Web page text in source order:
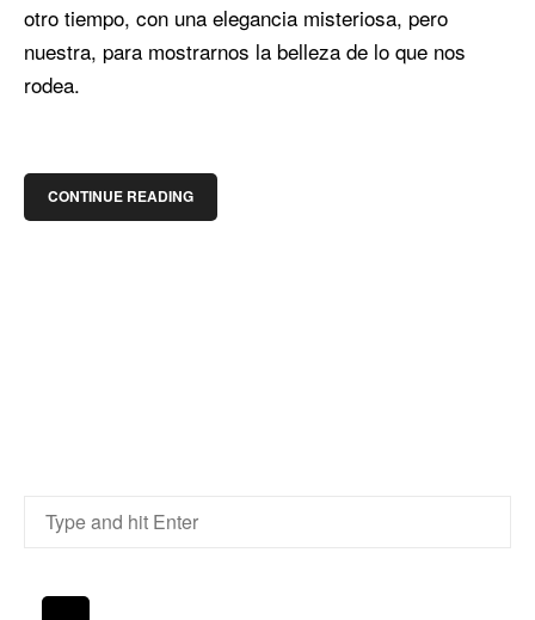
otro tiempo, con una elegancia misteriosa, pero
nuestra, para mostrarnos la belleza de lo que nos
rodea.
CONTINUE READING